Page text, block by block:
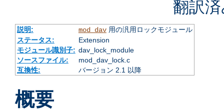
翻訳
説明: mod_dav用の汎用ロックモジュール
ステータス:
Extension
モジュール識別子: dav_lock_module
ソースファイル:
mod_dav_lock.c
互換性:
バージョン 2.1 以降
概要